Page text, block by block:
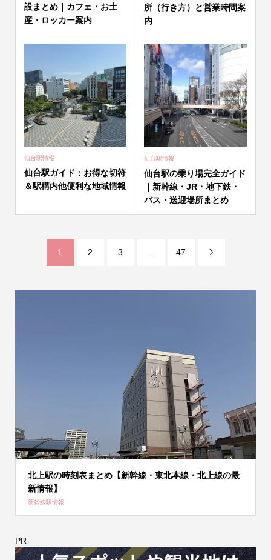
設まとめ｜カフェ・お土
産・ロッカー案内
所（行き方）と営業時間案
内
仙台駅情報
仙台駅ガイド：お得な切符
＆駅構内他便利な地域情報
仙台駅情報
仙台駅の乗り場完全ガイド
｜新幹線・JR・地下鉄・
バス・送迎場所まとめ
1 2 3 47 
北上駅の時刻表まとめ【新幹線・東北本線・北上線の最
新情報】
新幹線駅情報
PR